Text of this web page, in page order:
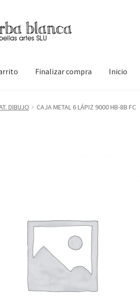
Finalizar compra Inicio
Finalizar compraInicio Mi cuentaTienda
DIBUJO CAJA METAL 6 LÁPIZ 9000 HB-8B FC